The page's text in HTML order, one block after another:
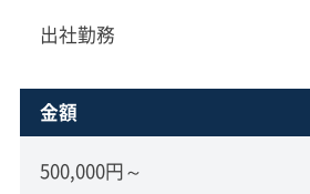
出社勤務
金額
500,000円～